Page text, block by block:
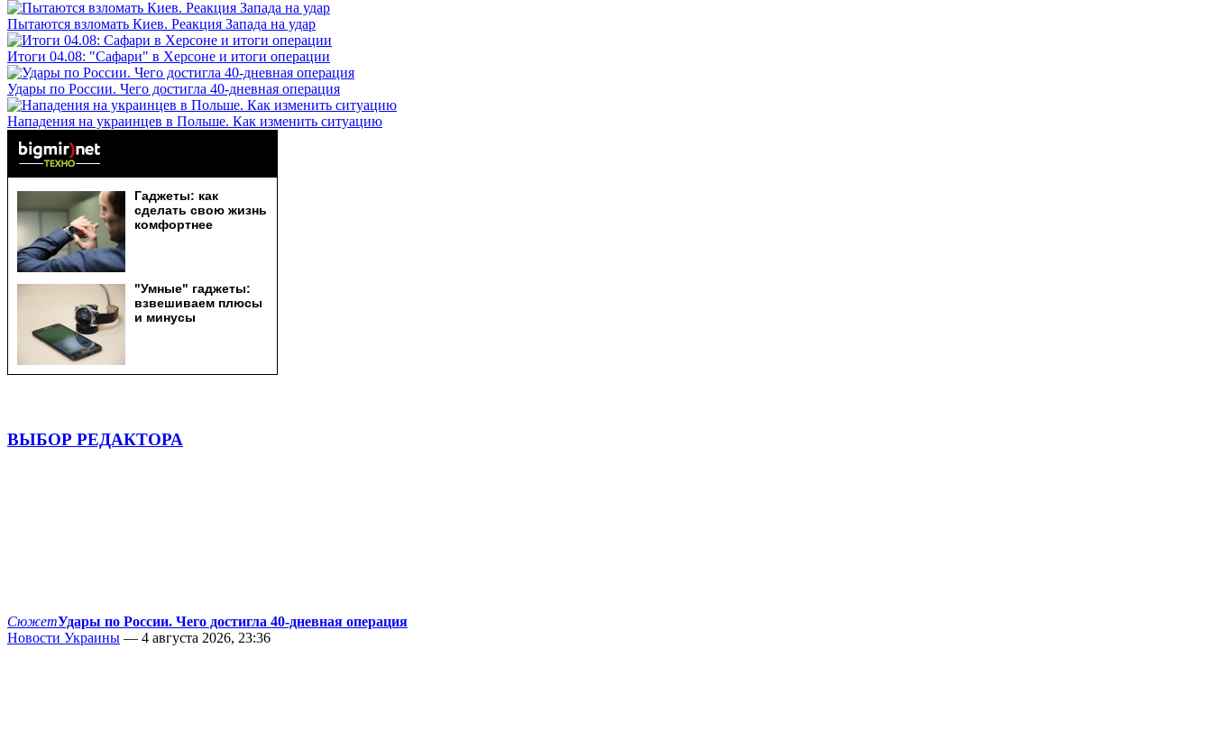
Пытаются взломать Киев. Реакция Запада на удар
Итоги 04.08: "Сафари" в Херсоне и итоги операции
Удары по России. Чего достигла 40-дневная операция
Нападения на украинцев в Польше. Как изменить ситуацию
ВЫБОР РЕДАКТОРА
СюжетУдары по России. Чего достигла 40-дневная операция
Новости Украины — 4 августа 2026, 23:36